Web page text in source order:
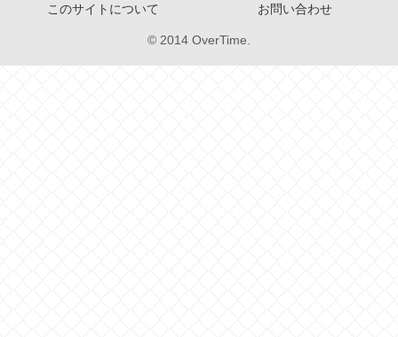
このサイトについて
お問い合わせ
© 2014 OverTime.